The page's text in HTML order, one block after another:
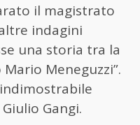
il magistrato
indagini
una storia tra la
Meneguzzi”.
Gangi.